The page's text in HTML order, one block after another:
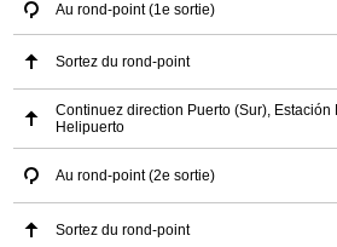
Au rond-point (1e sortie)
Sortez du rond-point
Continuez direction Puerto (Sur), Estación
Helipuerto
Au rond-point (2e sortie)
Sortez du rond-point